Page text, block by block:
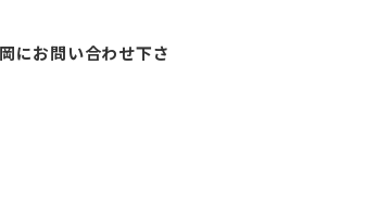
にお問い合わせ下さ